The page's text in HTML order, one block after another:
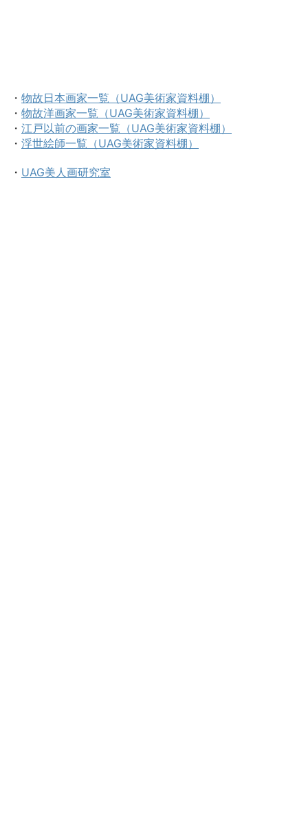
・ 物故日本画家一覧（UAG美術家資料棚）
・ 物故洋画家一覧（UAG美術家資料棚）
・ 江戸以前の画家一覧（UAG美術家資料棚）
・ 浮世絵師一覧（UAG美術家資料棚）
・ UAG美人画研究室